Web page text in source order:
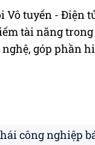
tuyến - Điện
tài năng
góp phần
công nghiệp